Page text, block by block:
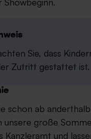
Sie, dass
Zutritt gestattet ist.
schon ab
unsere große
Kanzleramt und